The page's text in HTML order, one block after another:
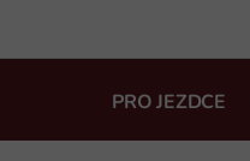
PRO JEZDCE